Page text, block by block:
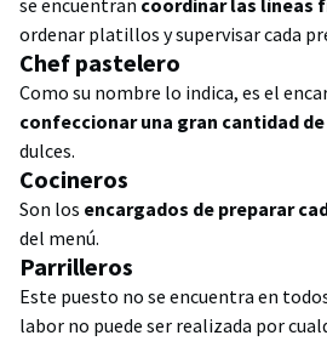
se encuentran coordinar las líneas
ordenar platillos y supervisar cada
Chef pastelero
Como su nombre lo indica, es el
confeccionar una gran cantidad
dulces.
Cocineros
Son los encargados de preparar
del menú.
Parrilleros
Este puesto no se encuentra en
labor no puede ser realizada por